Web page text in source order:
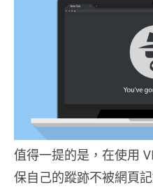
值得一提的是，在使用
保自己的蹤跡不被網頁